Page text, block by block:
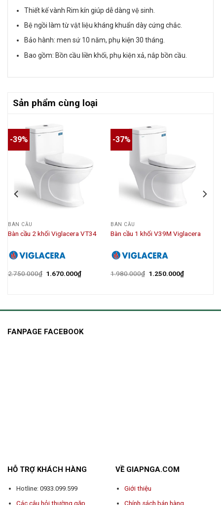
Thiết kế vành Rim kín giúp dễ dàng vệ sinh.
Bệ ngồi làm từ vật liệu kháng khuẩn dày cứng chắc.
Bảo hành: men sứ 10 năm, phụ kiện 30 tháng.
Bao gồm: Bồn cầu liền khối, phụ kiện xả, nắp bồn cầu.
Sản phẩm cùng loại
-39%
BÀN CẦU
Bàn cầu 2 khối Viglacera VT34
2.750.000₫ 1.670.000₫
-37%
BÀN CẦU
Bàn cầu 1 khối V39M Viglacera
1.980.000₫ 1.250.000₫
FANPAGE FACEBOOK
HỖ TRỢ KHÁCH HÀNG
Hotline: 0933.099.599
Các câu hỏi thường gặp
VỀ GIAPNGA.COM
Giới thiệu
Chính sách bán hàng